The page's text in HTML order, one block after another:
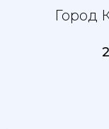
Город